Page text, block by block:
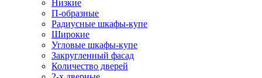
Низкие
П-образные
Радиусные шкафы-купе
Широкие
Угловые шкафы-купе
Закругленный фасад
Количество дверей